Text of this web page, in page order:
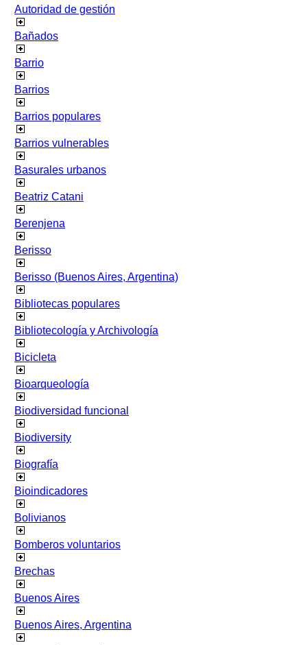
Autoridad de gestión
Bañados
Barrio
Barrios
Barrios populares
Barrios vulnerables
Basurales urbanos
Beatriz Catani
Berenjena
Berisso
Berisso (Buenos Aires, Argentina)
Bibliotecas populares
Bibliotecología y Archivología
Bicicleta
Bioarqueología
Biodiversidad funcional
Biodiversity
Biografía
Bioindicadores
Bolivianos
Bomberos voluntarios
Brechas
Buenos Aires
Buenos Aires, Argentina